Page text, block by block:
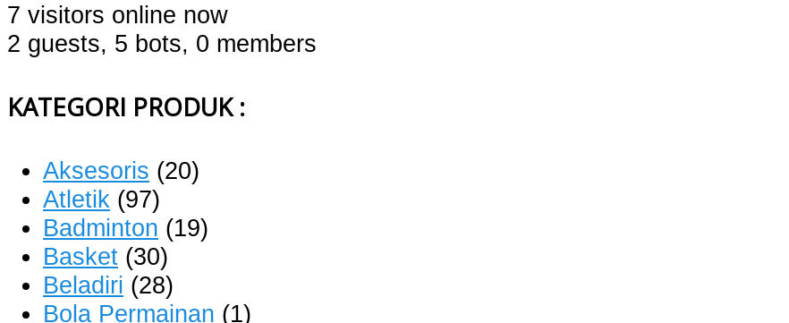
7 visitors online now
2 guests, 5 bots, 0 members
KATEGORI PRODUK :
Aksesoris (20)
Atletik (97)
Badminton (19)
Basket (30)
Beladiri (28)
Bola Permainan (1)